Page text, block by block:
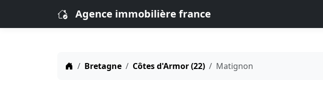
Agence immobilière france
Bretagne Côtes d'Armor (22) Matignon